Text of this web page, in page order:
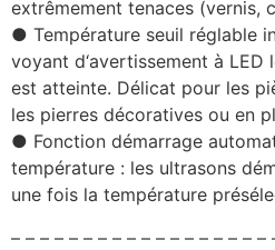
extrêmement tenaces (vernis,
● Température seuil réglable
voyant d‘avertissement à
est atteinte. Délicat pour les
les pierres décoratives ou en
● Fonction démarrage
température : les ultrasons
une fois la température
– – – – – – – – – – – – – – – – –